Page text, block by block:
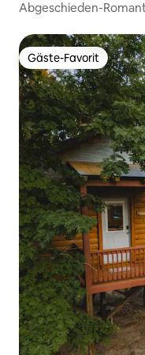
Abgeschieden-
Gäste-Favorit
Gäste-Favorit